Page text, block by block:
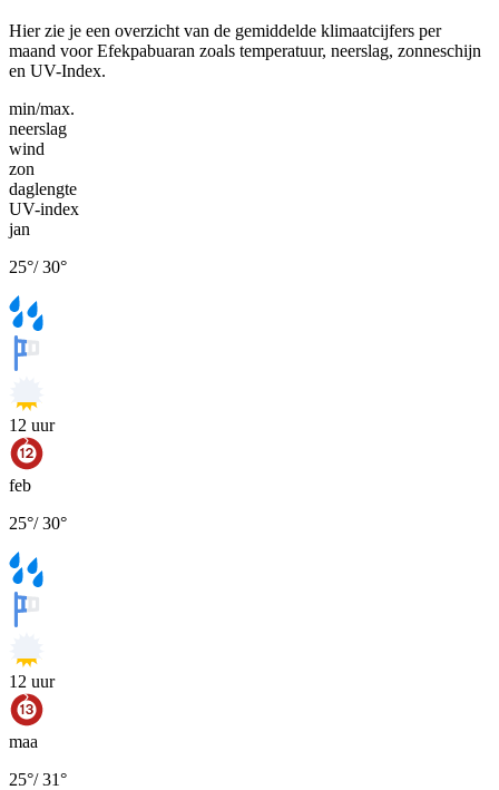
Hier zie je een overzicht van de gemiddelde klimaatcijfers per
maand voor Efekpabuaran zoals temperatuur, neerslag, zonneschijn
en UV-Index.
min/max.
neerslag
wind
zon
daglengte
UV-index
jan
25°/30°
12 uur
feb
25°/30°
12 uur
maa
25°/31°